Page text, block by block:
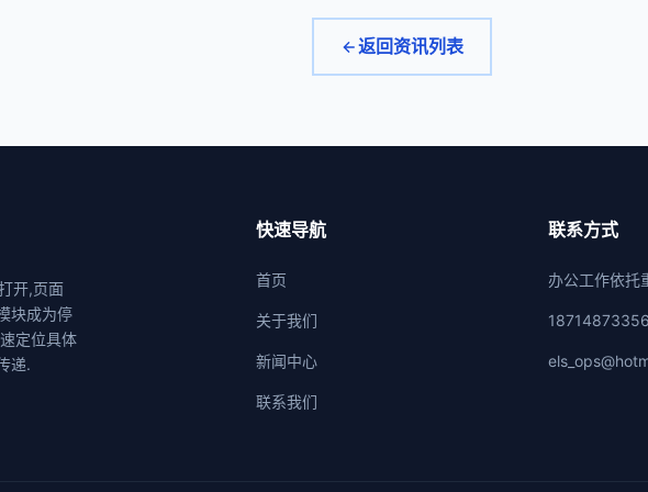
返回资讯列表
开,页面
块成为停
定位具体
递.
快速导航
首页
关于我们
新闻中心
联系我们
联系方式
办公工作依托
18714873356